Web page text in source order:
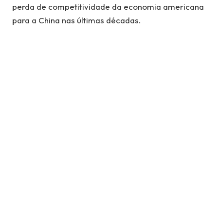
perda de competitividade da economia americana
para a China nas últimas décadas.